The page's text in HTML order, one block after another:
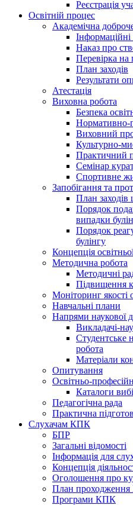
Реєстрація
Освітній процес
Академічна
Інформаційні
Наказ про
Перевірка на
План заходів
Результати
Атестація
Виховна робота
Безпека
Нормативно-
Виховний
Культурно-
Практичний
Семінар
Спортивне
Запобігання та
План заходів
Порядок
випадки
Порядок
булінгу
Концепція
Методична робота
Методичні
Підвищення
Моніторинг якості
Навчальні плани
Напрями наукової
Викладачі-
Студентське
робота
Матеріали
Опитування
Освітньо-
Каталоги
Педагогічна рада
Практична
Слухачам КПК
БПР
Загальні відомості
Інформація для
Концепція
Оголошення про
План
Програми КПК